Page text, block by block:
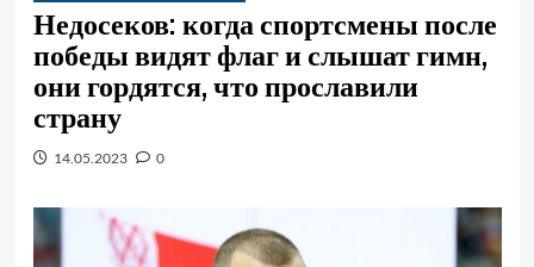
Недосеков: когда спортсмены после
победы видят флаг и слышат гимн,
они гордятся, что прославили
страну
14.05.2023 0